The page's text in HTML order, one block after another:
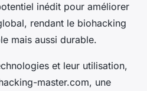
inédit pour améliorer
rendant le biohacking
mais aussi durable.
et leur utilisation,
master.com, une